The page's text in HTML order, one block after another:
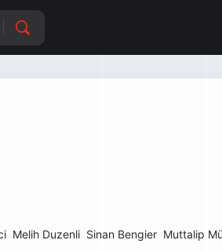
Melih Duzenli Sinan Bengier Muttalip